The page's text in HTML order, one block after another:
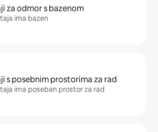
za odmor s bazenom
ima bazen
s posebnim prostorima za rad
ima poseban prostor za rad